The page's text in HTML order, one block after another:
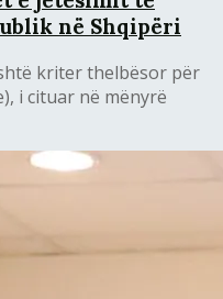
në Shqipëri
kriter thelbësor për
i cituar në mënyrë